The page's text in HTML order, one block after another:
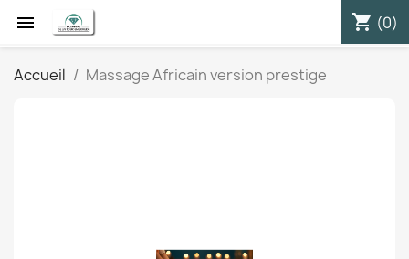
 shopping_cart (0)
Accueil Massage Africain version prestige